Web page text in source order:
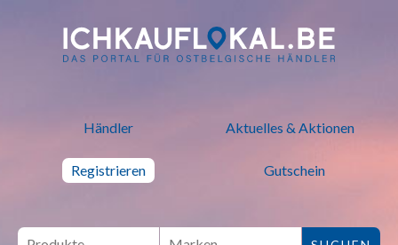
ich kauf lokal - Bei lokalen
Händler Aktuelles & Aktionen
Registrieren Gutschein